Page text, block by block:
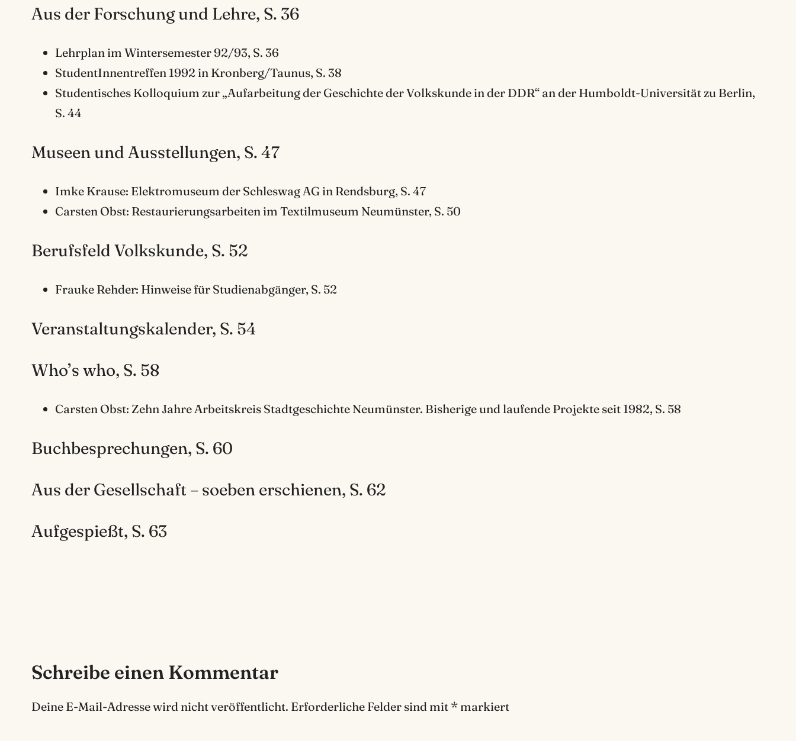
Aus der Forschung und Lehre, S. 36
Lehrplan im Wintersemester 92/93, S. 36
StudentInnentreffen 1992 in Kronberg/Taunus, S. 38
Studentisches Kolloquium zur „Aufarbeitung der Geschichte der Volkskunde in der DDR“ an der Humboldt-Universität zu Berlin,
S. 44
Museen und Ausstellungen, S. 47
Imke Krause: Elektromuseum der Schleswag AG in Rendsburg, S. 47
Carsten Obst: Restaurierungsarbeiten im Textilmuseum Neumünster, S. 50
Berufsfeld Volkskunde, S. 52
Frauke Rehder: Hinweise für Studienabgänger, S. 52
Veranstaltungskalender, S. 54
Who’s who, S. 58
Carsten Obst: Zehn Jahre Arbeitskreis Stadtgeschichte Neumünster. Bisherige und laufende Projekte seit 1982, S. 58
Buchbesprechungen, S. 60
Aus der Gesellschaft – soeben erschienen, S. 62
Aufgespießt, S. 63
Schreibe einen Kommentar
Deine E-Mail-Adresse wird nicht veröffentlicht. Erforderliche Felder sind mit *markiert